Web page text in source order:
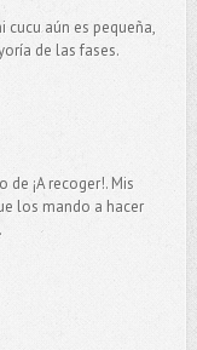
aún es pequeña,
de las fases.
¡A recoger!. Mis
los mando a hacer